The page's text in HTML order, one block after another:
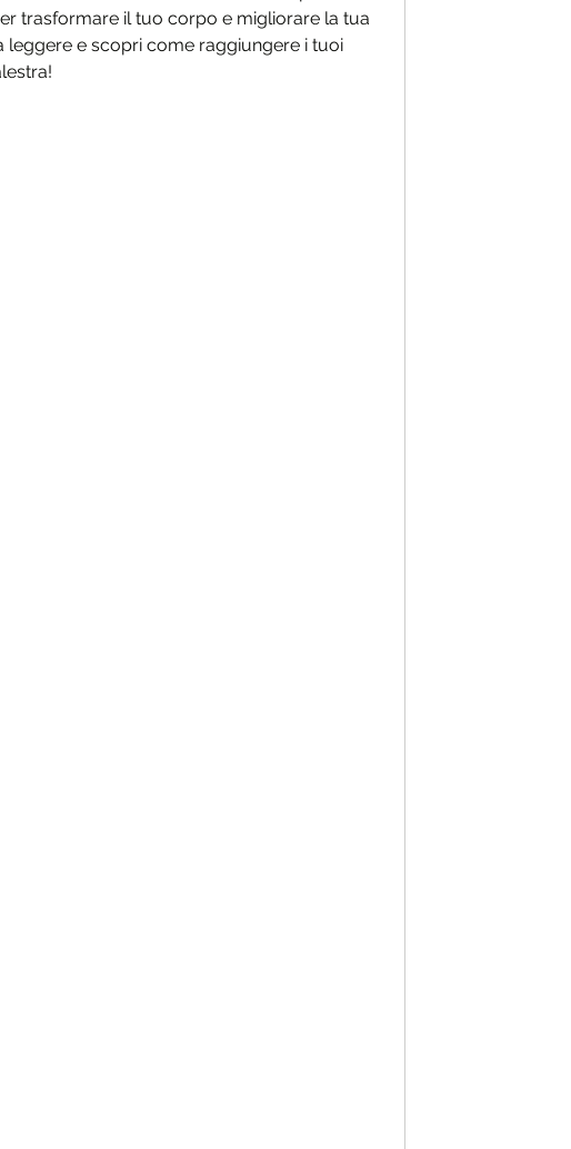
trasformare il tuo corpo e migliorare la tua
leggere e scopri come raggiungere i tuoi